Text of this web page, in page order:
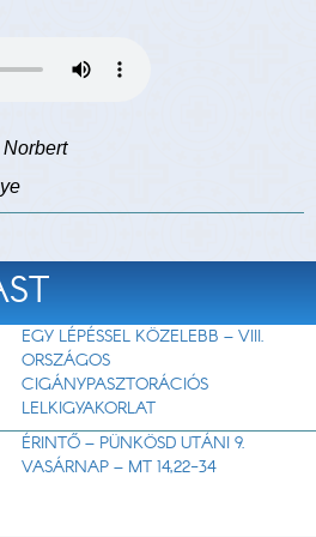
EGY LÉPÉSSEL KÖZELEBB – VIII.
ORSZÁGOS
CIGÁNYPASZTORÁCIÓS
LELKIGYAKORLAT
ÉRINTŐ – PÜNKÖSD UTÁNI 9.
VASÁRNAP – MT 14,22-34